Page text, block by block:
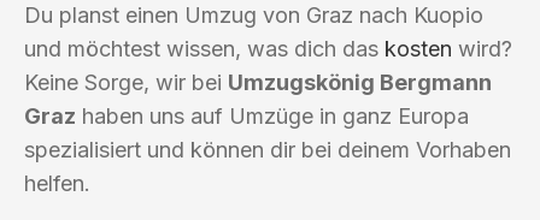
Du planst einen Umzug von Graz nach Kuopio
und möchtest wissen, was dich das kosten wird?
Keine Sorge, wir bei Umzugskönig Bergmann
Graz haben uns auf Umzüge in ganz Europa
spezialisiert und können dir bei deinem Vorhaben
helfen.